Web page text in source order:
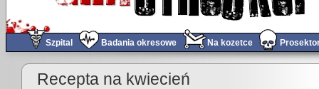
Szpital Badania okresowe Na kozetce
Obchód tygodnia #5
Recepta na kwiecień